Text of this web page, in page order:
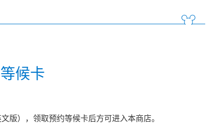
候卡
版），领取预约等候卡后方可进入本商店。